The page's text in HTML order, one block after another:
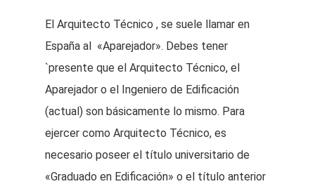
El Arquitecto Técnico , se suele llamar en
España al «Aparejador». Debes tener
`presente que el Arquitecto Técnico, el
Aparejador o el Ingeniero de Edificación
(actual) son básicamente lo mismo. Para
ejercer como Arquitecto Técnico, es
necesario poseer el título universitario de
«Graduado en Edificación» o el título anterior